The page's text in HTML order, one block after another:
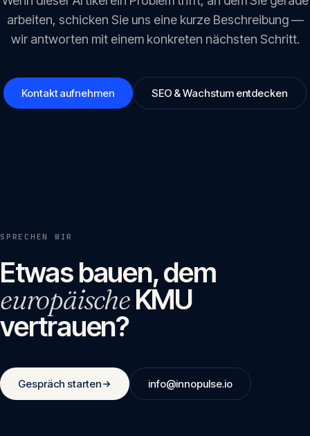
arbeiten, schicken Sie uns eine kurze Beschreibung —
wir antworten mit einem konkreten nächsten Schritt.
Kontakt aufnehmen SEO & Wachstum entdecken
SPRECHEN WIR
Etwas bauen, dem
europäischeKMU
vertrauen?
Gespräch starten info@innopulse.io